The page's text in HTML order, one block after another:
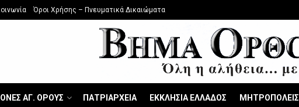
Όροι Χρήσης – Πνευματικά Δικαιώματα
ΑΓ. ΟΡΟΥΣ ΠΑΤΡΙΑΡΧΕΙΑ ΕΚΚΛΗΣΙΑ ΕΛΛΑΔΟΣ ΜΗΤΡΟΠΟΛΕΙΣ